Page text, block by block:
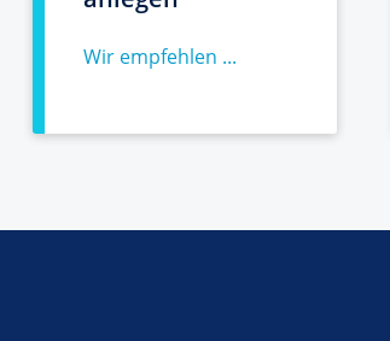
Wir empfehlen ...